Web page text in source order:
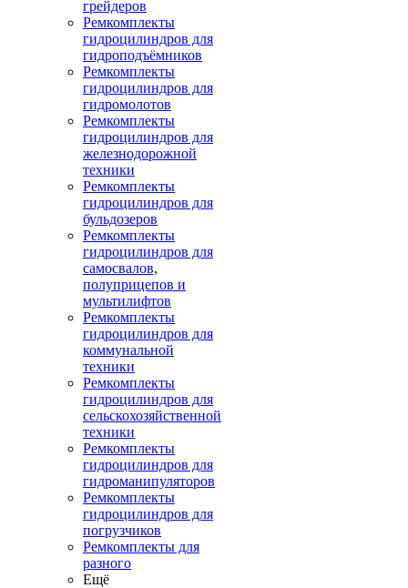
грейдеров
Ремкомплекты
гидроцилиндров для
гидроподъёмников
Ремкомплекты
гидроцилиндров для
гидромолотов
Ремкомплекты
гидроцилиндров для
железнодорожной
техники
Ремкомплекты
гидроцилиндров для
бульдозеров
Ремкомплекты
гидроцилиндров для
самосвалов,
полуприцепов и
мультилифтов
Ремкомплекты
гидроцилиндров для
коммунальной
техники
Ремкомплекты
гидроцилиндров для
сельскохозяйственной
техники
Ремкомплекты
гидроцилиндров для
гидроманипуляторов
Ремкомплекты
гидроцилиндров для
погрузчиков
Ремкомплекты для
разного
Ещё